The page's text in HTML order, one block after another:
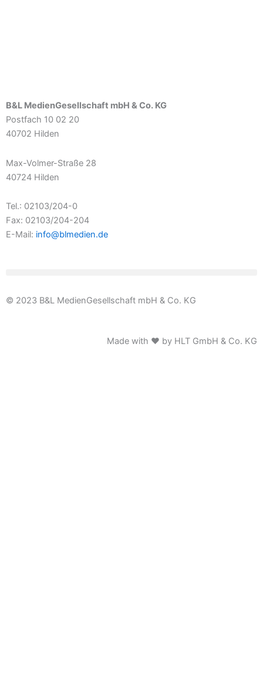
B&L MedienGesellschaft mbH & Co. KG
Postfach 10 02 20
40702 Hilden
Max-Volmer-Straße 28
40724 Hilden
Tel.: 02103/204-0
Fax: 02103/204-204
E-Mail: info@blmedien.de
© 2023 B&L MedienGesellschaft mbH & Co. KG
Made with ♥ by HLT GmbH & Co. KG